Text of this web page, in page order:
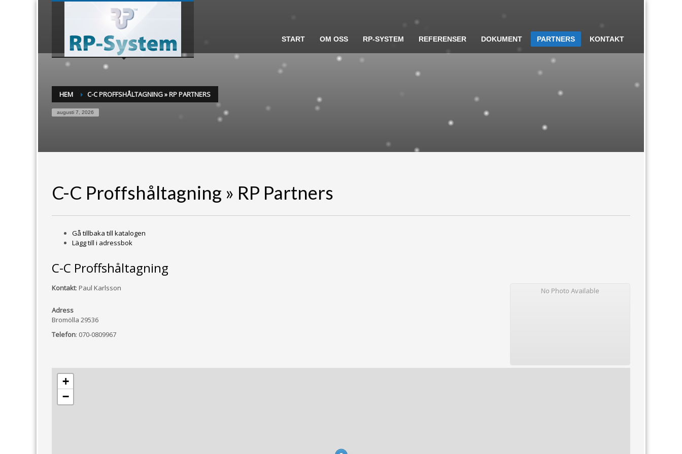
START OM OSS RP-SYSTEM REFERENSER DOKUMENT PARTNERS KONTAKT
HEM C-C PROFFSHÅLTAGNING » RP PARTNERS
augusti 7, 2026
C-C Proffshåltagning » RP Partners
Gå tillbaka till katalogen
Lägg till i adressbok
C-C Proffshåltagning
Kontakt: Paul Karlsson
Adress
Bromölla 29536
Telefon: 070-0809967
No Photo Available
+
−